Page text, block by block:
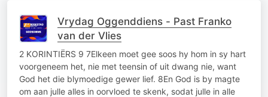
Vrydag Oggenddiens - Past Franko
van der Vlies
2 KORINTIËRS 9 7Elkeen moet gee soos hy hom in sy hart
voorgeneem het, nie met teensin of uit dwang nie, want
God het die blymoedige gewer lief. 8En God is by magte
om aan julle alles in oorvloed te skenk, sodat julle in alle